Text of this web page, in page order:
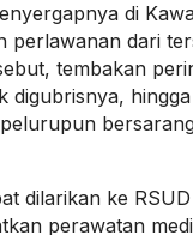
di
perlawanan dari
tembakan
digubrisnya, hingga
dilarikan ke
perawatan